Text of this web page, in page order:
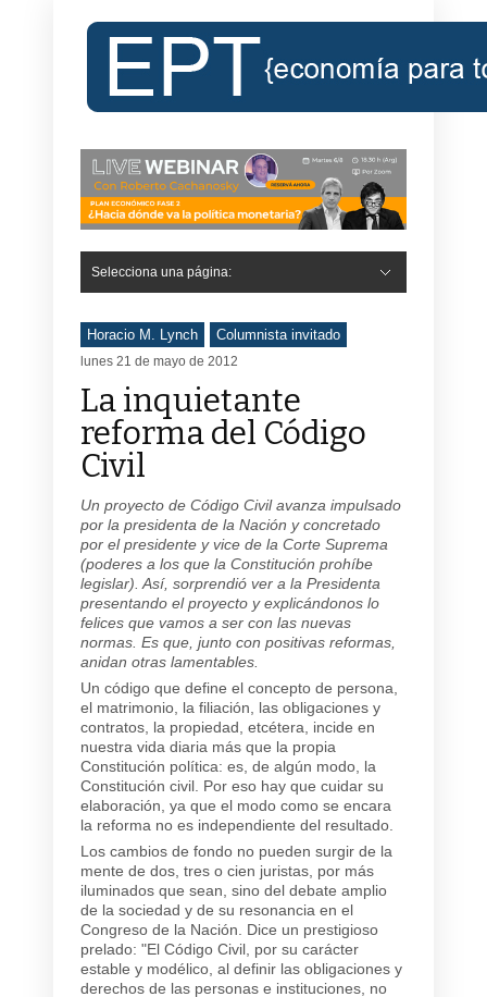
Selecciona una página:
Horacio M. Lynch Columnista invitado
lunes 21 de mayo de 2012
La inquietante
reforma del Código
Civil
Un proyecto de Código Civil avanza impulsado
por la presidenta de la Nación y concretado
por el presidente y vice de la Corte Suprema
(poderes a los que la Constitución prohíbe
legislar). Así, sorprendió ver a la Presidenta
presentando el proyecto y explicándonos lo
felices que vamos a ser con las nuevas
normas. Es que, junto con positivas reformas,
anidan otras lamentables.
Un código que define el concepto de persona,
el matrimonio, la filiación, las obligaciones y
contratos, la propiedad, etcétera, incide en
nuestra vida diaria más que la propia
Constitución política: es, de algún modo, la
Constitución civil. Por eso hay que cuidar su
elaboración, ya que el modo como se encara
la reforma no es independiente del resultado.
Los cambios de fondo no pueden surgir de la
mente de dos, tres o cien juristas, por más
iluminados que sean, sino del debate amplio
de la sociedad y de su resonancia en el
Congreso de la Nación. Dice un prestigioso
prelado: "El Código Civil, por su carácter
estable y modélico, al definir las obligaciones y
derechos de las personas e instituciones, no